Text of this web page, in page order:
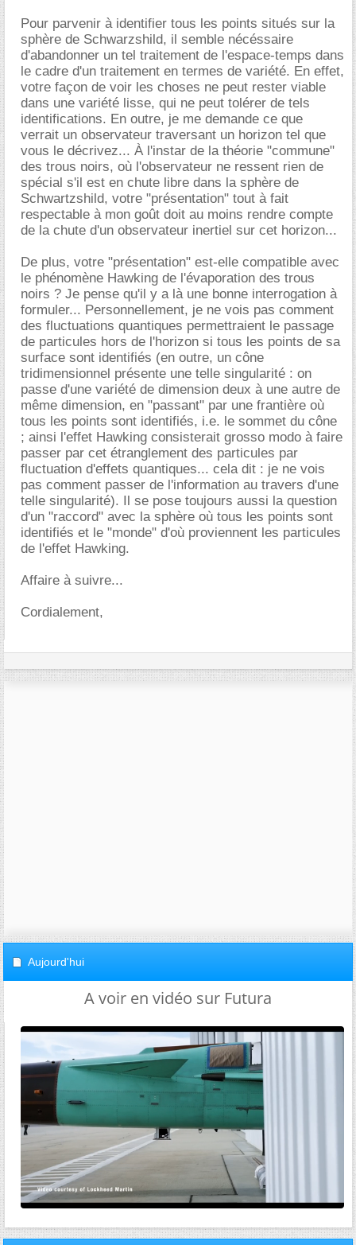
Pour parvenir à identifier tous les points situés sur la
sphère de Schwarzshild, il semble nécéssaire
d'abandonner un tel traitement de l'espace-temps dans
le cadre d'un traitement en termes de variété. En effet,
votre façon de voir les choses ne peut rester viable
dans une variété lisse, qui ne peut tolérer de tels
identifications. En outre, je me demande ce que
verrait un observateur traversant un horizon tel que
vous le décrivez... À l'instar de la théorie "commune"
des trous noirs, où l'observateur ne ressent rien de
spécial s'il est en chute libre dans la sphère de
Schwartzshild, votre "présentation" tout à fait
respectable à mon goût doit au moins rendre compte
de la chute d'un observateur inertiel sur cet horizon...
De plus, votre "présentation" est-elle compatible avec
le phénomène Hawking de l'évaporation des trous
noirs ? Je pense qu'il y a là une bonne interrogation à
formuler... Personnellement, je ne vois pas comment
des fluctuations quantiques permettraient le passage
de particules hors de l'horizon si tous les points de sa
surface sont identifiés (en outre, un cône
tridimensionnel présente une telle singularité : on
passe d'une variété de dimension deux à une autre de
même dimension, en "passant" par une frantière où
tous les points sont identifiés, i.e. le sommet du cône
; ainsi l'effet Hawking consisterait grosso modo à faire
passer par cet étranglement des particules par
fluctuation d'effets quantiques... cela dit : je ne vois
pas comment passer de l'information au travers d'une
telle singularité). Il se pose toujours aussi la question
d'un "raccord" avec la sphère où tous les points sont
identifiés et le "monde" d'où proviennent les particules
de l'effet Hawking.
Affaire à suivre...
Cordialement,
Aujourd'hui
A voir en vidéo sur Futura